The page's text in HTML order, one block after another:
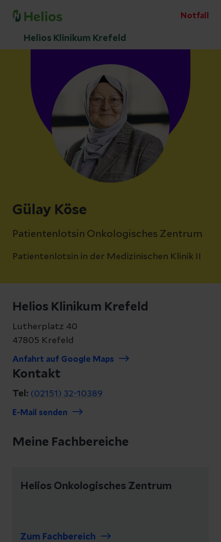
Notfall
Helios Klinikum Krefeld
Gülay Köse
Patientenlotsin Onkologisches Zentrum
Patientenlotsin in der Medizinischen Klinik II
Helios Klinikum Krefeld
Lutherplatz 40
47805 Krefeld
Anfahrt auf Google Maps
Kontakt
Tel: (02151) 32-10389
E-Mail senden
Meine Fachbereiche
Helios Onkologisches Zentrum
Zum Fachbereich